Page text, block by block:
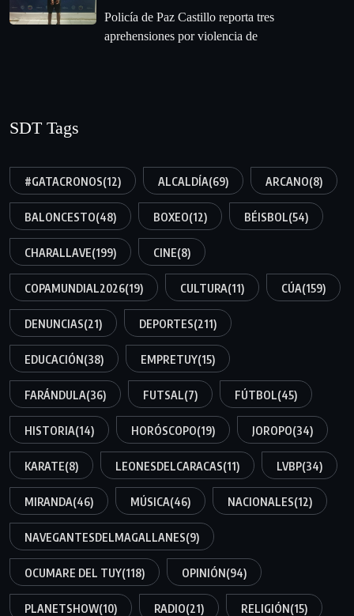
‎Policía de Paz Castillo reporta tres
aprehensiones por violencia de
SDT Tags
#GATACRONOS(12) ALCALDÍA(69) ARCANO(8)
BALONCESTO(48) BOXEO(12) BÉISBOL(54)
CHARALLAVE(199) CINE(8)
COPAMUNDIAL2026(19) CULTURA(11) CÚA(159)
DENUNCIAS(21) DEPORTES(211)
EDUCACIÓN(38) EMPRETUY(15)
FARÁNDULA(36) FUTSAL(7) FÚTBOL(45)
HISTORIA(14) HORÓSCOPO(19) JOROPO(34)
KARATE(8) LEONESDELCARACAS(11) LVBP(34)
MIRANDA(46) MÚSICA(46) NACIONALES(12)
NAVEGANTESDELMAGALLANES(9)
OCUMARE DEL TUY(118) OPINIÓN(94)
PLANETSHOW(10) RADIO(21) RELIGIÓN(15)